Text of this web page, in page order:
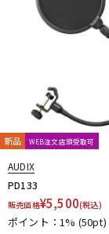
新品 WEB注文店頭受取可
AUDIX
PD133
販売価格¥5,500(税込)
ポイント：1% (50pt)